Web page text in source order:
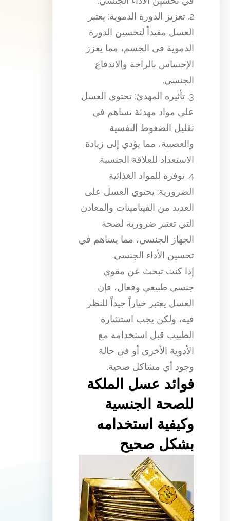
2. تعزيز الدورة الدموية: يعتبر
العسل مفيداً لتحسين الدورة
الدموية في الجسم، مما يعزز
الإحساس بالراحة والاندفاع
الجنسي.
3. تأثيره المهدئ: تحتوي العسل
على مواد مهدئة تساهم في
تقليل الضغوط النفسية
والعصبية، مما يؤدي إلى زيادة
الاستعداد للعلاقة الجنسية.
4. توفره للمواد الغذائية
الضرورية: يحتوي العسل على
العديد من الفيتامينات والمعادن
التي تعتبر ضرورية لصحة
الجهاز الجنسي، مما يساهم في
تحسين الأداء الجنسي.
إذا كنت تبحث عن مقوي
جنسي طبيعي وفعال، فإن
العسل يعتبر خياراً جيداً للنظر
فيه، ولكن يجب استشارة
الطبيب قبل استخدامه مع
الأدوية الأخرى أو في حالة
وجود أي مشاكل صحية.
فوائد عسل الملكة
للصحة الجنسية
وكيفية استخدامه
بشكل صحيح